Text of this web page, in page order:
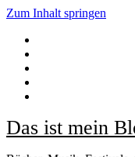
Zum Inhalt springen
Das ist mein